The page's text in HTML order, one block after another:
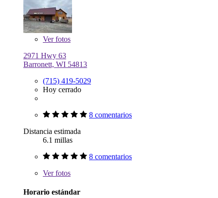
Verfotos
2971 Hwy 63
Barronett, WI 54813
(715) 419-5029
Hoy cerrado
8 comentarios
Distancia estimada
6.1 millas
8 comentarios
Verfotos
Horario estándar